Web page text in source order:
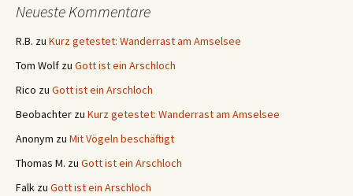
Neueste Kommentare
R.B. zu Kurz getestet: Wanderrast am Amselsee
Tom Wolf zu Gott ist ein Arschloch
Rico zu Gott ist ein Arschloch
Beobachter zu Kurz getestet: Wanderrast am Amselsee
Anonym zu Mit Vögeln beschäftigt
Thomas M. zu Gott ist ein Arschloch
Falk zu Gott ist ein Arschloch